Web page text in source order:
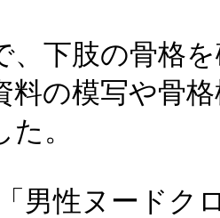
下肢の骨格
の模写や骨
。
男性ヌードク